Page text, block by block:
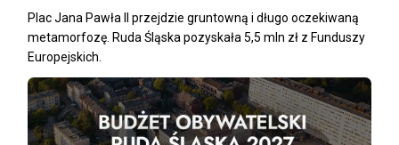
Plac Jana Pawła II przejdzie gruntowną i długo oczekiwaną
metamorfozę. Ruda Śląska pozyskała 5,5 mln zł z Funduszy
Europejskich.